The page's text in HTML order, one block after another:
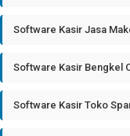
Software Kasir Jasa
Software Kasir Bengkel
Software Kasir Toko